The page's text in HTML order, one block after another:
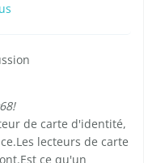
de carte d'identité,
lecteurs de carte
ce qu'un